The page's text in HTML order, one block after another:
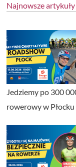
Najnowsze artykuły
Jedziemy po 300
rowerowy w